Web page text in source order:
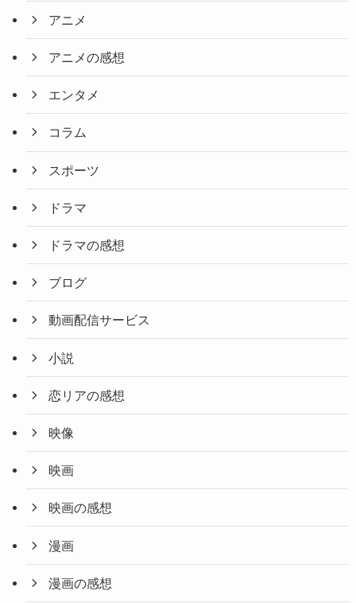
アニメ
アニメの感想
エンタメ
コラム
スポーツ
ドラマ
ドラマの感想
ブログ
動画配信サービス
小説
恋リアの感想
映像
映画
映画の感想
漫画
漫画の感想